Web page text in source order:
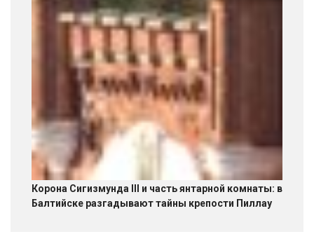
Корона Сигизмунда III и часть янтарной комнаты: в
Балтийске разгадывают тайны крепости Пиллау